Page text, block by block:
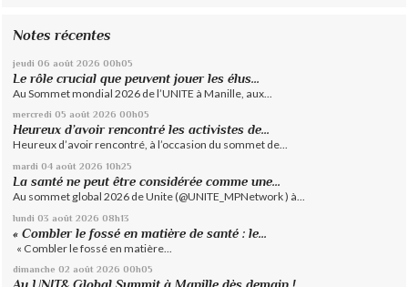
Notes récentes
jeudi 06 août 2026 00h05
Le rôle crucial que peuvent jouer les élus...
Au Sommet mondial 2026 de l’UNITE à Manille, aux...
mercredi 05 août 2026 00h05
Heureux d’avoir rencontré les activistes de...
Heureux d’avoir rencontré, à l’occasion du sommet de...
mardi 04 août 2026 10h25
La santé ne peut être considérée comme une...
Au sommet global 2026 de Unite (@UNITE_MPNetwork ) à...
lundi 03 août 2026 08h13
« Combler le fossé en matière de santé : le...
« Combler le fossé en matière...
dimanche 02 août 2026 00h05